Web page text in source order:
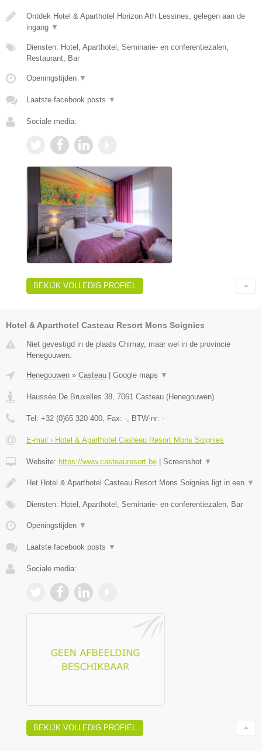
Ontdek Hotel & Aparthotel Horizon Ath Lessines, gelegen aan de
ingang ▼
Diensten: Hotel, Aparthotel, Seminarie- en conferentiezalen,
Restaurant, Bar
Openingstijden ▼
Laatste facebook posts ▼
Sociale media:
BEKIJK VOLLEDIG PROFIEL
Hotel & Aparthotel Casteau Resort Mons Soignies
Niet gevestigd in de plaats Chimay, maar wel in de provincie
Henegouwen.
Henegouwen » Casteau | Google maps ▼
Haussée De Bruxelles 38 7061 Casteau (Henegouwen)
Tel: +32 (0)65 320 400 , Fax: - , BTW-nr: -
E-mail › Hotel & Aparthotel Casteau Resort Mons Soignies
Website: https://www.casteauresort.be | Screenshot ▼
Het Hotel & Aparthotel Casteau Resort Mons Soignies ligt in een ▼
Diensten: Hotel, Aparthotel, Seminarie- en conferentiezalen, Bar
Openingstijden ▼
Laatste facebook posts ▼
Sociale media:
BEKIJK VOLLEDIG PROFIEL